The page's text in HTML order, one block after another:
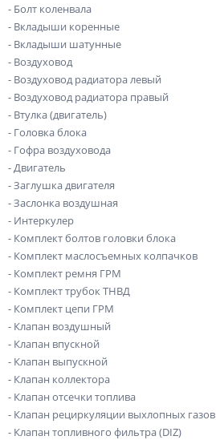
- Болт коленвала
- Вкладыши коренные
- Вкладыши шатунные
- Воздуховод
- Воздуховод радиатора левый
- Воздуховод радиатора правый
- Втулка (двигатель)
- Головка блока
- Гофра воздуховода
- Двигатель
- Заглушка двигателя
- Заслонка воздушная
- Интеркулер
- Комплект болтов головки блока
- Комплект маслосъемных колпачков
- Комплект ремня ГРМ
- Комплект трубок ТНВД
- Комплект цепи ГРМ
- Клапан воздушный
- Клапан впускной
- Клапан выпускной
- Клапан коллектора
- Клапан отсечки топлива
- Клапан рециркуляции выхлопных газов
- Клапан топливного фильтра (DIZ)